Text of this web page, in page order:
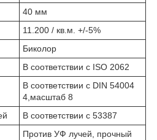
40 мм
11.200 / кв.м. +/-5%
Биколор
В соответствии с ISO 2062
В соответствии с DIN 54004
4,масштаб 8
В соответствии с 53387
Против УФ лучей, прочный